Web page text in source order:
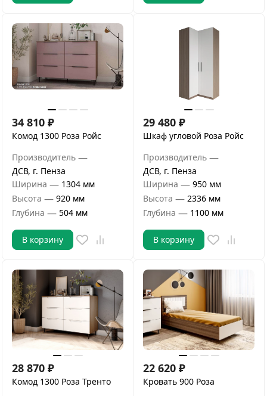
34 810 ₽
Комод 1300 Роза Ройс
Производитель —
ДСВ, г. Пенза
Ширина — 1304 мм
Высота — 920 мм
Глубина — 504 мм
В корзину
29 480 ₽
Шкаф угловой Роза Ройс
Производитель —
ДСВ, г. Пенза
Ширина — 950 мм
Высота — 2336 мм
Глубина — 1100 мм
В корзину
28 870 ₽
Комод 1300 Роза Тренто
22 620 ₽
Кровать 900 Роза